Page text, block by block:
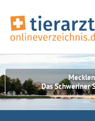
Das Schweriner